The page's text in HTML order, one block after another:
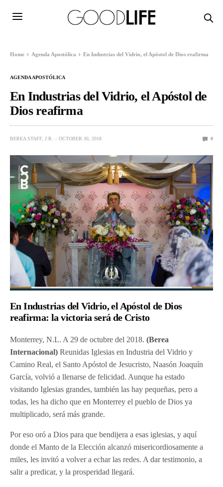
Home Agenda Apostólica En Industrias del Vidrio, el Apóstol de Dios reafirma
AGENDA APOSTÓLICA
En Industrias del Vidrio, el Apóstol de
Dios reafirma
BEREA STAFF, J.R. OCTOBER 30, 2018 0
En Industrias del Vidrio, el Apóstol de Dios
reafirma: la victoria será de Cristo
Monterrey, N.L. A 29 de octubre del 2018.(Berea
Internacional) Reunidas Iglesias en Industria del Vidrio y
Camino Real, el Santo Apóstol de Jesucristo, Naasón Joaquín
García, volvió a llenarse de felicidad. Aunque ha estado
visitando Iglesias grandes, también las hay pequeñas, pero a
todas, les ha dicho que en Monterrey el pueblo de Dios ya
multiplicado, será más grande.
Por eso oró a Dios para que bendijera a esas iglesias, y aquí
donde el Manto de la Elección alcanzó misericordiosamente a
miles, les invitó a volver a echar las redes. A dar testimonio, a
salir a predicar, y la prosperidad llegará.